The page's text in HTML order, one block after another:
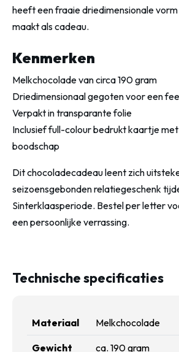
heeft een fraaie driedimensionale
maakt als cadeau.
Kenmerken
Melkchocolade van circa 190 gram
Driedimensionaal gegoten voor een
Verpakt in transparante folie
Inclusief full-colour bedrukt kaartje
boodschap
Dit chocoladecadeau leent zich
seizoensgebonden relatiegeschenk
Sinterklaasperiode. Bestel per letter
een persoonlijke verrassing.
Technische specificaties
Materiaal Melkchocolade
Gewicht ca. 190 gram